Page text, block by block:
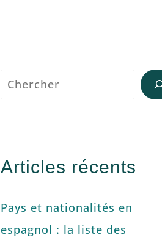
Articles récents
Pays et nationalités en
espagnol : la liste des